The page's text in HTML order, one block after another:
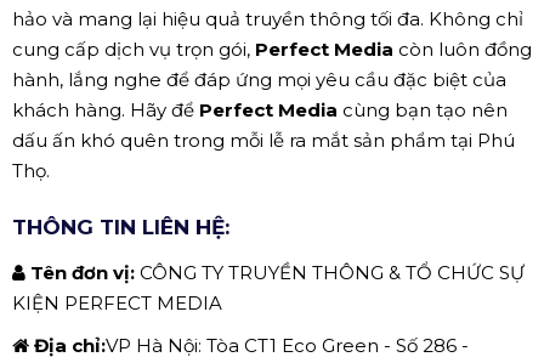
hảo và mang lại hiệu quả truyền thông tối đa. Không chỉ
cung cấp dịch vụ trọn gói, Perfect Media còn luôn đồng
hành, lắng nghe để đáp ứng mọi yêu cầu đặc biệt của
khách hàng. Hãy để Perfect Media cùng bạn tạo nên
dấu ấn khó quên trong mỗi lễ ra mắt sản phẩm tại Phú
Thọ.
THÔNG TIN LIÊN HỆ:
Tên đơn vị: CÔNG TY TRUYỀN THÔNG & TỔ CHỨC SỰ
KIỆN PERFECT MEDIA
Địa chỉ:VP Hà Nội: Tòa CT1 Eco Green - Số 286 -